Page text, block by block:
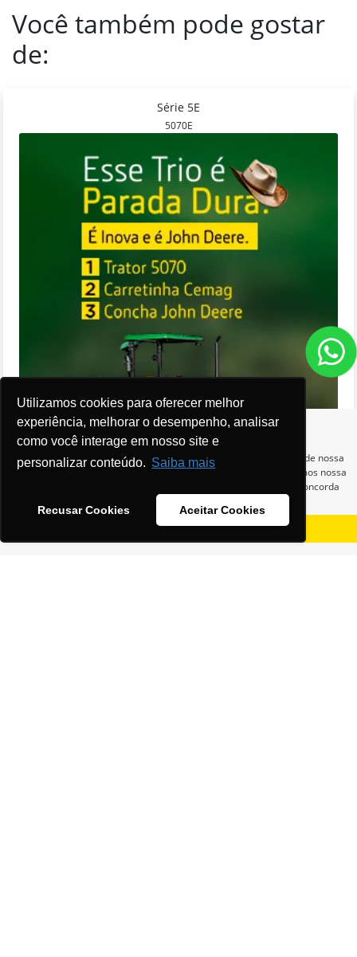
Utilizamos cookies para oferecer melhor
experiência, melhorar o desempenho, analisar
como você interage em nosso site e
personalizar conteúdo. Saiba mais
Recusar Cookies Aceitar Cookies
Você também pode gostar
de:
Série 5E
5070E
Trio parada Dura
Para otimizar sua experiência durante a navegação, fazemos uso de nossa
política de cookies e para proteger seus dados pessoais respeitamos nossa
. Ao seguir com a navegação e visita você concorda
Recusar